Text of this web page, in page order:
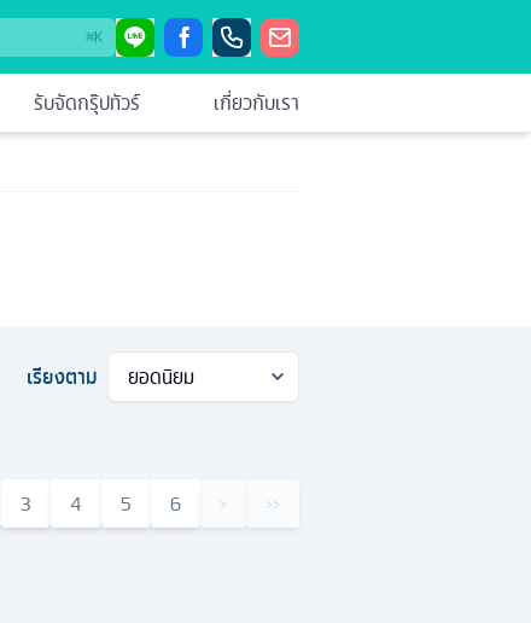
⌘K
รับจัดกรุ๊ปทัวร์ เกี่ยวกับเรา
เรียงตาม
3 4 5 6 › ››